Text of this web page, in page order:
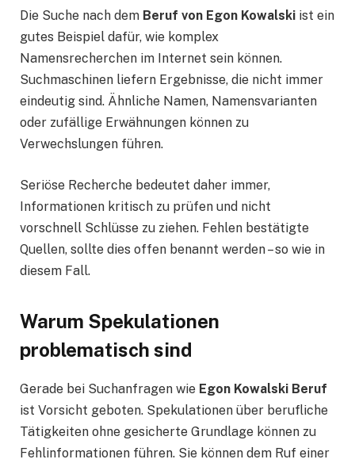
Die Suche nach dem Beruf von Egon Kowalski ist ein
gutes Beispiel dafür, wie komplex
Namensrecherchen im Internet sein können.
Suchmaschinen liefern Ergebnisse, die nicht immer
eindeutig sind. Ähnliche Namen, Namensvarianten
oder zufällige Erwähnungen können zu
Verwechslungen führen.
Seriöse Recherche bedeutet daher immer,
Informationen kritisch zu prüfen und nicht
vorschnell Schlüsse zu ziehen. Fehlen bestätigte
Quellen, sollte dies offen benannt werden – so wie in
diesem Fall.
Warum Spekulationen
problematisch sind
Gerade bei Suchanfragen wie Egon Kowalski Beruf
ist Vorsicht geboten. Spekulationen über berufliche
Tätigkeiten ohne gesicherte Grundlage können zu
Fehlinformationen führen. Sie können dem Ruf einer